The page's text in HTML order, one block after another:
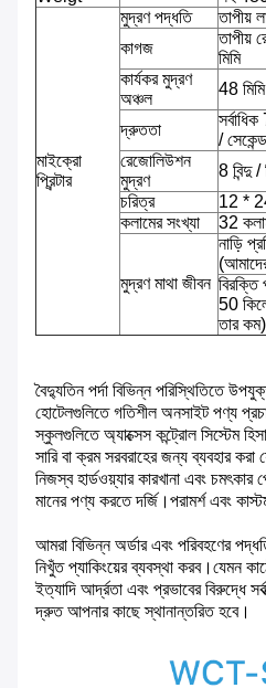
মাইক্রো
প্রিন্টার
মুদ্রণ পদ্ধতি
তাপীয়
কাগজ
তাপীয়
মিমি
কার্যকর মুদ্রণ
অঞ্চল
48 মিমি
দ্রুততা
/
রেজোলিউশন
মুদ্রণ
8 বিন্দু /
চরিত্র
12 *
কলামের সংখ্যা
32
মুদ্রণ মাথা জীবন
নাড়ি
50
তার কম)
বৈদ্যুতিন পর্দা বিভিন্ন পরিস্থিতিতে
হোটেলগুলিতে গতিশীল অনসাইট পণ্য
স্কুলগুলিতে অ্যাক্সেস কন্ট্রোল সিস্টেম
সারি বা ক্রম সরবরাহের জন্য ব্যবহার
নিজস্ব হার্ডওয়্যার কারখানা এবং চমৎকার
মানের পণ্য করতে দর্জি।পরামর্শ এবং
আমরা বিভিন্ন অর্ডার এবং পরিবহণের
নিখুঁত প্যাকিংয়ের ব্যবস্থা করব।যেমন
ইত্যাদি আর্দ্রতা এবং প্রভাবের বিরুদ্ধে
দ্রুত আপনার কাছে স্থানান্তরিত হবে।